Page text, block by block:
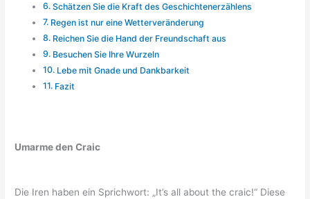
Schätzen Sie die Kraft des Geschichtenerzählens
Regen ist nur eine Wetterveränderung
Reichen Sie die Hand der Freundschaft aus
Besuchen Sie Ihre Wurzeln
Lebe mit Gnade und Dankbarkeit
Fazit
Umarme den Craic
Die Iren haben ein Sprichwort: „It’s all about the craic!“ Diese